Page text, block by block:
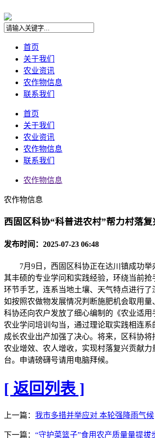
首页
关于我们
农业资讯
农作物信息
联系我们
首页
关于我们
农业资讯
农作物信息
联系我们
农作物信息
农作物信息
西固区科协“科普进农村”帮力村落复
发布时间：2025-07-23 06:48
7月9日，西固区科协正在达川镇成功举
其丰硕的专业学问和实践经验，环绕当前
环节手艺，连系当地土壤、天气特点进行
如按照农做物发展情况判断施肥机会取用
科协还向农户发放了细心编制的《农业适
农业学问培训勾当，通过理论取实践相连
成长农业出产加强了决心。将来，区科协
农业增效、农人增收，实现村落复兴贡献
台。申请磅礴号请用电脑拜候。
[ 返回列表 ]
上一篇： 我市多措并举应对 本轮强降雨气候
下一篇： “守护菜篮子”食用农产质量量提拔